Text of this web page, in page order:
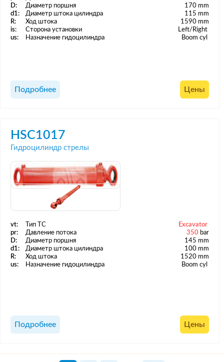
D:
Диаметр поршня
170 mm
d1:
Диаметр штока цилиндра
115 mm
R:
Ход штока
1590 mm
is:
Сторона установки
Left/Right
us:
Назначение гидоцилиндра Boom cyl
Подробнее Цены
HSC1017
Гидроцилиндр стрелы
vt: Тип ТС
Excavator
pr:
Давление потока 350 bar
D:
Диаметр поршня
145 mm
d1:
Диаметр штока цилиндра
100 mm
R:
Ход штока
1520 mm
us:
Назначение гидоцилиндра Boom cyl
Подробнее Цены